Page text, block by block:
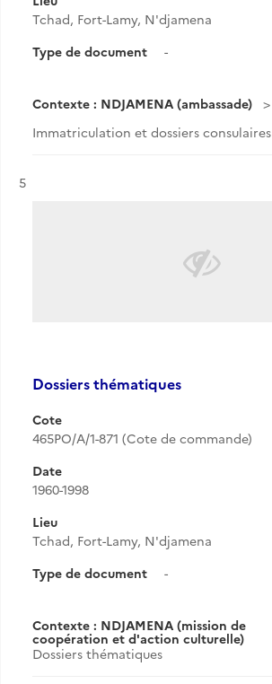
Tchad, Fort-Lamy, N'djamena
Type de document
-
Contexte : NDJAMENA (ambassade)
Immatriculation et dossiers consulaires
Résultat n°
5
Dossiers thématiques
Cote
465PO/A/1-871 (Cote de commande)
Date
1960-1998
Lieu
Tchad, Fort-Lamy, N'djamena
Type de document
-
Contexte : NDJAMENA (mission de
coopération et d'action culturelle)
Dossiers thématiques